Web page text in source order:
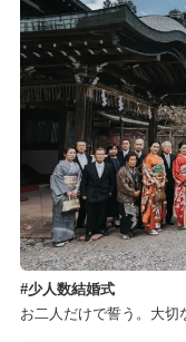
少人数結婚式
お二人だけで誓う。大